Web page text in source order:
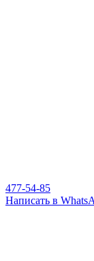
477-54-85
Написать в